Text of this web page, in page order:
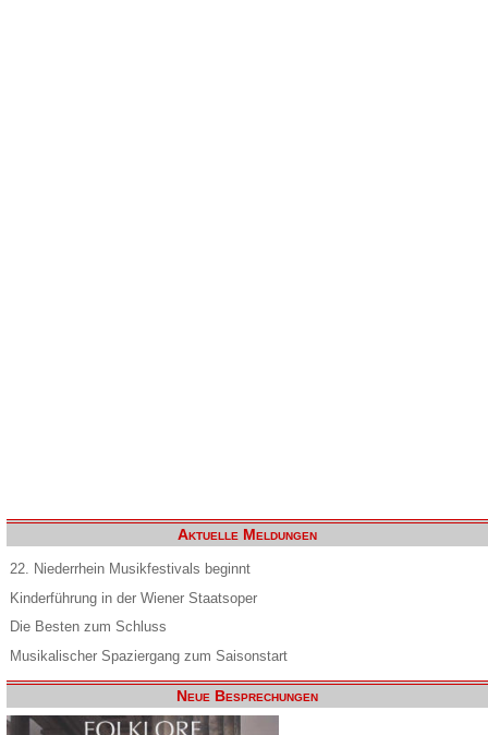
Aktuelle Meldungen
22. Niederrhein Musikfestivals beginnt
Kinderführung in der Wiener Staatsoper
Die Besten zum Schluss
Musikalischer Spaziergang zum Saisonstart
Neue Besprechungen